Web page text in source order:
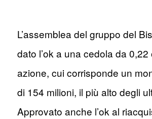
L’assemblea del gruppo del
dato l’ok a una cedola da 0,22
azione, cui corrisponde un
di 154 milioni, il più alto degli
Approvato anche l’ok al